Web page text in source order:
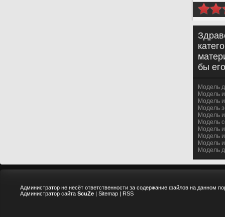
бы
Модель
Модель
Модель
Модель
Модель
Модель
Модель
Модель
Модель
Модель
Администратор не несёт ответственности за содержание файлов на данном
Администратор сайта ScuZe | Sitemap | RSS